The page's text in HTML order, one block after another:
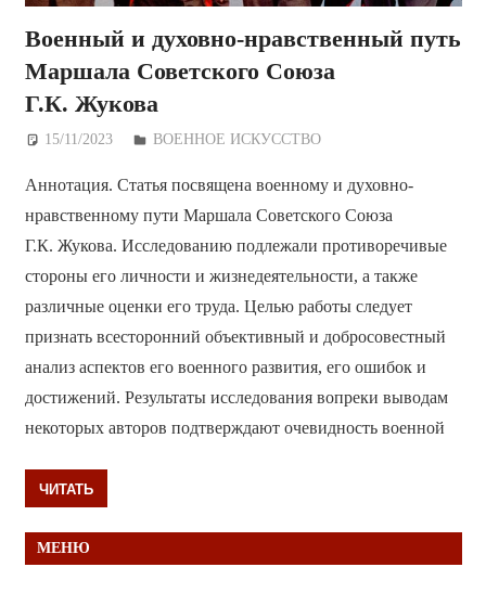
Военный и духовно-нравственный путь
Маршала Советского Союза
Г.К. Жукова
15/11/2023 Дежурный по Редакции
ВОЕННОЕ ИСКУССТВО
Аннотация. Статья посвящена военному и духовно-
нравственному пути Маршала Советского Союза
Г.К. Жукова. Исследованию подлежали противоречивые
стороны его личности и жизнедеятельности, а также
различные оценки его труда. Целью работы следует
признать всесторонний объективный и добросовестный
анализ аспектов его военного развития, его ошибок и
достижений. Результаты исследования вопреки выводам
некоторых авторов подтверждают очевидность военной
ЧИТАТЬ
МЕНЮ